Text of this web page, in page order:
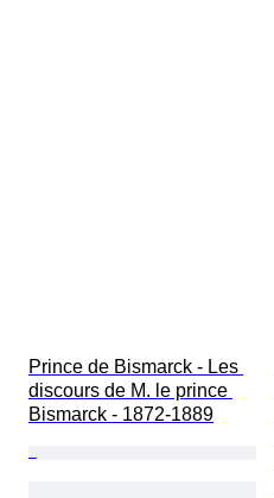
Prince de Bismarck - Les
discours de M. le prince
Bismarck - 1872-1889